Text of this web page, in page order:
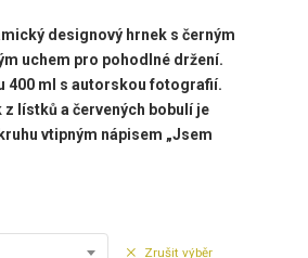
designový hrnek s černým
uchem pro pohodlné držení.
400 ml s autorskou fotografií.
z lístků a červených bobulí je
vtipným nápisem „Jsem
Zrušit výběr